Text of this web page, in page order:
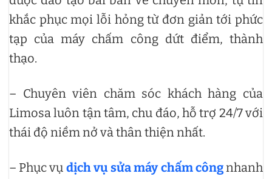
khắc phục mọi lỗi hỏng từ đơn giản tới phức
tạp của máy chấm công dứt điểm, thành
thạo.
– Chuyên viên chăm sóc khách hàng của
Limosa luôn tận tâm, chu đáo, hỗ trợ 24/7 với
thái độ niềm nở và thân thiện nhất.
– Phục vụ dịch vụ sửa máy chấm côngnhanh